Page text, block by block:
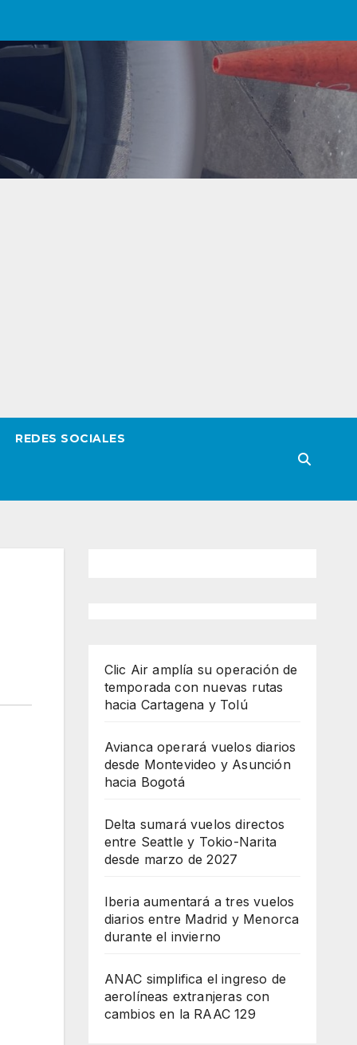
REDES SOCIALES
Clic Air amplía su operación de
temporada con nuevas rutas
hacia Cartagena y Tolú
Avianca operará vuelos diarios
desde Montevideo y Asunción
hacia Bogotá
Delta sumará vuelos directos
entre Seattle y Tokio-Narita
desde marzo de 2027
Iberia aumentará a tres vuelos
diarios entre Madrid y Menorca
durante el invierno
ANAC simplifica el ingreso de
aerolíneas extranjeras con
cambios en la RAAC 129